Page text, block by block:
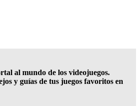
al mundo de los videojuegos.
y guías de tus juegos favoritos en